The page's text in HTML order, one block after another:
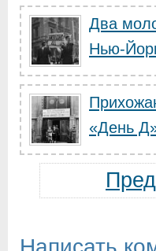
Два
Нью-
«День